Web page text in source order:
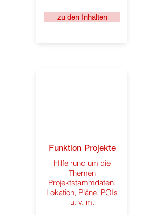
zu den Inhalten
Funktion Projekte
Hilfe rund um die
Themen
Projektstammdaten,
Lokation, Pläne, POIs
u. v. m.